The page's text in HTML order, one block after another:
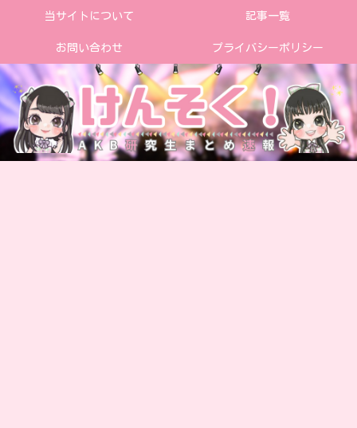
当サイトについて 記事一覧
お問い合わせ プライバシーポリシー